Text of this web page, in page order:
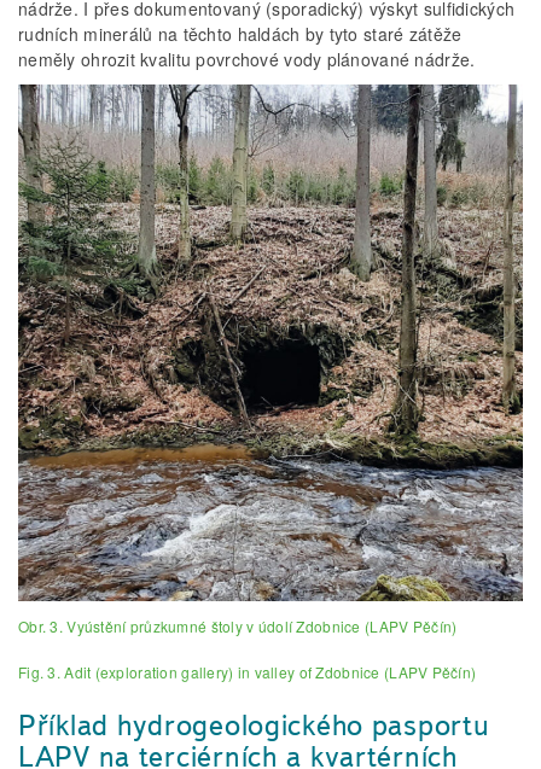
nádrže. I přes dokumentovaný (sporadický) výskyt sulfidických
rudních minerálů na těchto haldách by tyto staré zátěže
neměly ohrozit kvalitu povrchové vody plánované nádrže.
Obr. 3. Vyústění průzkumné štoly v údolí Zdobnice (LAPV Pěčín)
Fig. 3. Adit (exploration gallery) in valley of Zdobnice (LAPV Pěčín)
Příklad hydrogeologického pasportu
LAPV na terciérních a kvartérních